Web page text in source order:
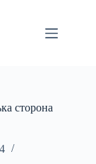
сторона